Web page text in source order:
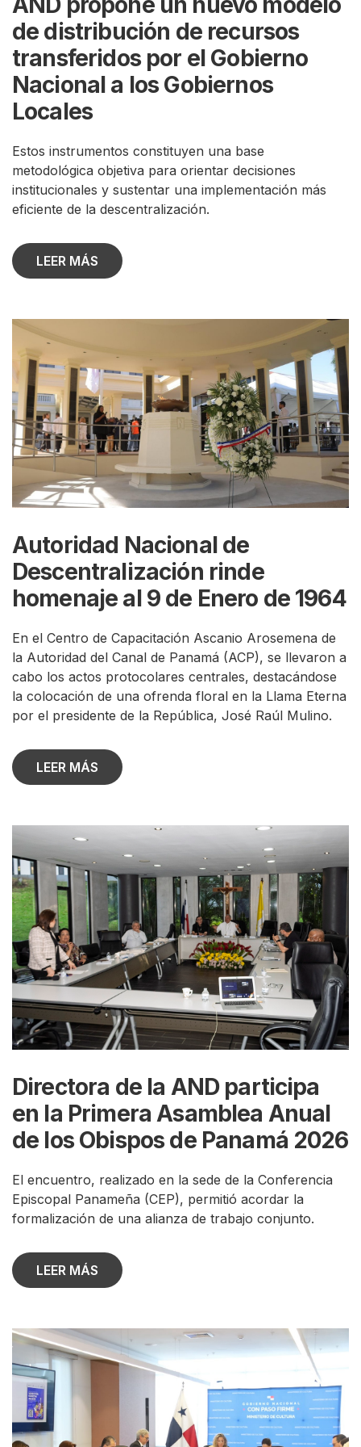
de distribución de recursos
transferidos por el Gobierno
Nacional a los Gobiernos
Locales
Estos instrumentos constituyen una base
metodológica objetiva para orientar decisiones
institucionales y sustentar una implementación más
eficiente de la descentralización.
LEER MÁS
Autoridad Nacional de
Descentralización rinde
homenaje al 9 de Enero de 1964
En el Centro de Capacitación Ascanio Arosemena de
la Autoridad del Canal de Panamá (ACP), se llevaron a
cabo los actos protocolares centrales, destacándose
la colocación de una ofrenda floral en la Llama Eterna
por el presidente de la República, José Raúl Mulino.
LEER MÁS
Directora de la AND participa
en la Primera Asamblea Anual
de los Obispos de Panamá 2026
El encuentro, realizado en la sede de la Conferencia
Episcopal Panameña (CEP), permitió acordar la
formalización de una alianza de trabajo conjunto.
LEER MÁS